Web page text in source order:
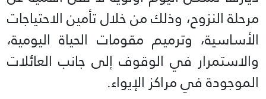
مرحلة النزوح، وذلك من خلال تأمين الاحتياجات
الأساسية، وترميم مقومات الحياة اليومية،
والاستمرار في الوقوف إلى جانب العائلات
الموجودة في مراكز الإيواء.